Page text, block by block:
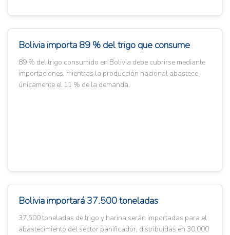
Bolivia importa 89 % del trigo que consume
89 % del trigo consumido en Bolivia debe cubrirse mediante
importaciones, mientras la producción nacional abastece
únicamente el 11 % de la demanda.
Bolivia importará 37.500 toneladas
37.500 toneladas de trigo y harina serán importadas para el
abastecimiento del sector panificador, distribuidas en 30.000